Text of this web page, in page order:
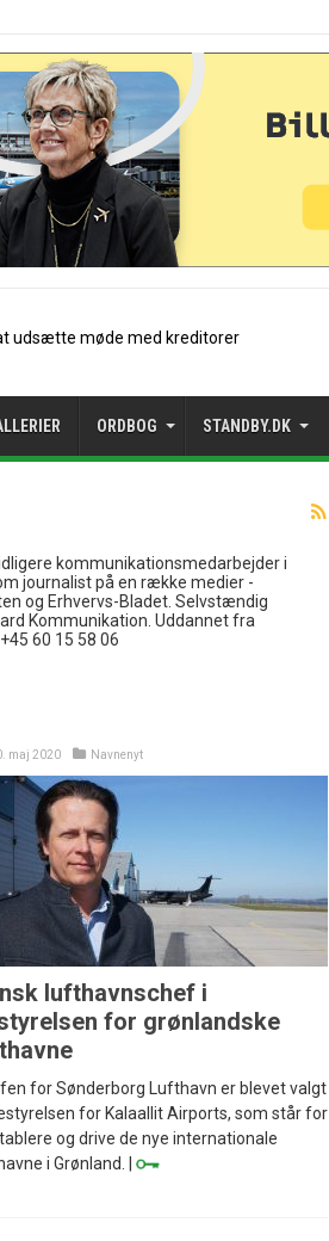
rekord i jul
ORDBOG STANDBY.DK
kommunikationsmedarbejder i
journalist på en række medier -
og Erhvervs-Bladet. Selvstændig
Kommunikation. Uddannet fra
60 15 58 06
maj 2020 Navnenyt
lufthavnschef i
for grønlandske
for Sønderborg Lufthavn er blevet valgt
for Kalaallit Airports, som står for
og drive de nye internationale
i Grønland. |